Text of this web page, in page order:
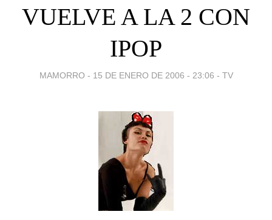
VUELVE A LA 2 CON
IPOP
MAMORRO - 15 DE ENERO DE 2006 - 23:06 - TV